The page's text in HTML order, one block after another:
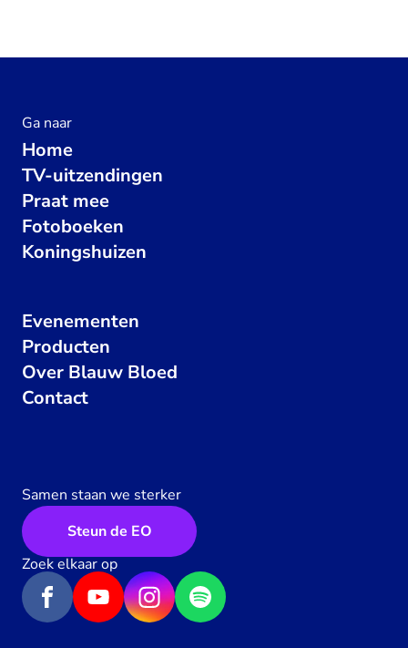
Ga naar
Home
TV-uitzendingen
Praat mee
Fotoboeken
Koningshuizen
Evenementen
Producten
Over Blauw Bloed
Contact
Samen staan we sterker
Steun de EO
Zoek elkaar op